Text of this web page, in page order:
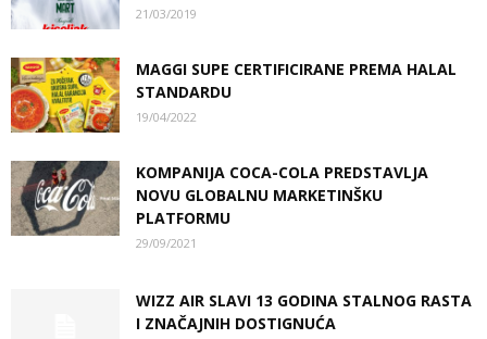
21/03/2019
MAGGI SUPE CERTIFICIRANE PREMA HALAL
STANDARDU
19/04/2022
KOMPANIJA COCA-COLA PREDSTAVLJA
NOVU GLOBALNU MARKETINŠKU
PLATFORMU
29/09/2021
WIZZ AIR SLAVI 13 GODINA STALNOG RASTA
I ZNAČAJNIH DOSTIGNUĆA